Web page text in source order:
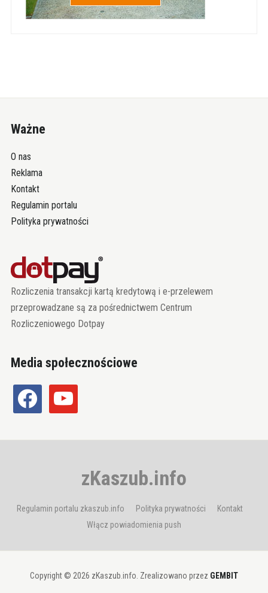
Ważne
O nas
Reklama
Kontakt
Regulamin portalu
Polityka prywatności
Rozliczenia transakcji kartą kredytową i e-przelewem
przeprowadzane są za pośrednictwem Centrum
Rozliczeniowego Dotpay
Media społecznościowe
facebook youtube
zKaszub.info
Regulamin portalu zkaszub.info Polityka prywatności
Kontakt
Włącz powiadomienia push
Copyright © 2026 zKaszub.info. Zrealizowano przez GEMBIT